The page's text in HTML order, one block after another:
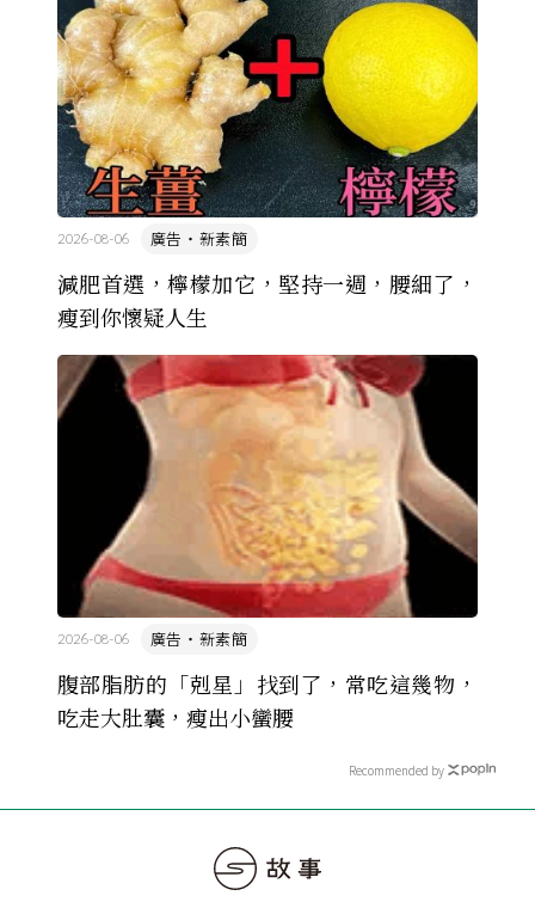
減肥首選，檸檬加它，堅持一週，腰細了，
瘦到你懷疑人生
廣告・新素簡
2026-08-06
腹部脂肪的「剋星」找到了，常吃這幾物，
吃走大肚囊，瘦出小蠻腰
廣告・新素簡
2026-08-06
Recommended by